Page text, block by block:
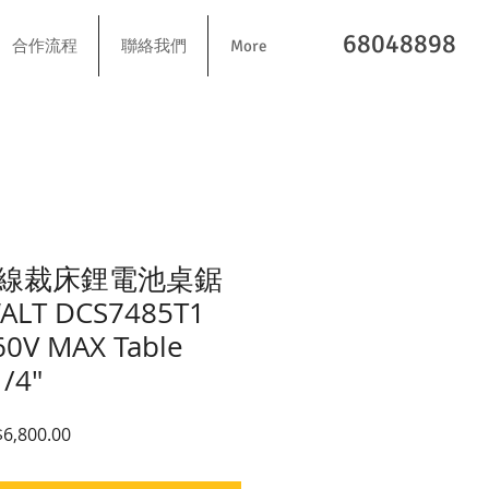
合作流程 聯絡我們 More 68048898
裁床鋰電池桌鋸
DCS7485T1
MAX Table
4"
格 促銷價格